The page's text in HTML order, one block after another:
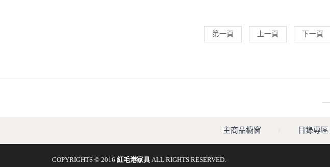
第一頁 上一頁 下一頁
主商品櫥窗 目錄專區
COPYRIGHTS © 2016 紅毛港家具 ALL RIGHTS RESERVED.